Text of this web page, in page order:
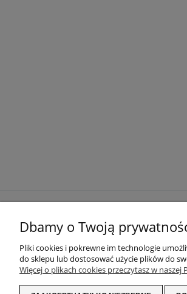
DOKONAJ ZWROTU
DOSTAWA I PŁATNOŚĆ
ZWROTY I REKLAMACJE
Dbamy o Twoją
Pliki cookies i pokrewne im technologie
do sklepu lub dostosować użycie plików do
Więcej o plikach cookies przeczytasz w naszej